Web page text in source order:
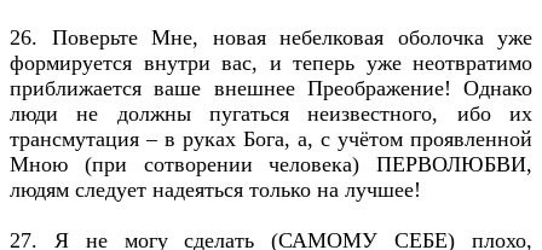
26. Поверьте Мне, новая небелковая оболочка уже
формируется внутри вас, и теперь уже неотвратимо
приближается ваше внешнее Преображение! Однако
люди не должны пугаться неизвестного, ибо их
трансмутация – в руках Бога, а, с учётом проявленной
Мною (при сотворении человека) ПЕРВОЛЮБВИ,
людям следует надеяться только на лучшее!
27. Я не могу сделать (САМОМУ СЕБЕ) плохо,